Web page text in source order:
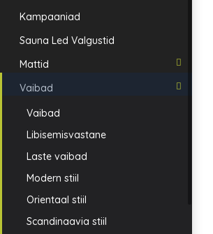
Kampaaniad
Sauna Led Valgustid
Mattid
Vaibad
Vaibad
Libisemisvastane
Laste vaibad
Modern stiil
Orientaal stiil
Scandinaavia stiil